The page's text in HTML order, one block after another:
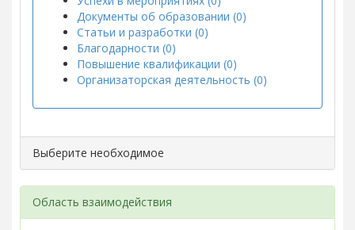
Документы об образовании (0)
Статьи и разработки (0)
Благодарности (0)
Повышение квалификации (0)
Организаторская деятельность (0)
Выберите необходимое
Область взаимодействия